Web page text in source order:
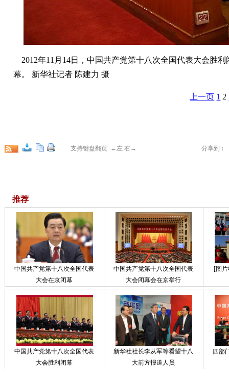
2012年11月14日，中国共产党第十八次全国代表大会胜
幕。 新华社记者 陈建力 摄
上一页 1 2
支持键盘翻页 ←左 右→ 分享到 :
推荐
中国共产党第十八次全国代表
大会在京闭幕
中国共产党第十八次全国代表
大会闭幕会在京举行
[图
中国共产党第十八次全国代表
大会胜利闭幕
新华社社长李从军等看望十八
大前方报道人员
四部